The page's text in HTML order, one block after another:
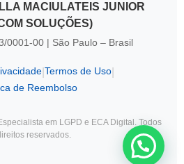
MACIULATEIS JUNIOR
SOLUÇÕES)
0001-00 | São Paulo – Brasil
Termos de Uso
de Reembolso
em LGPD e ECA Digital. Todos
reservados.